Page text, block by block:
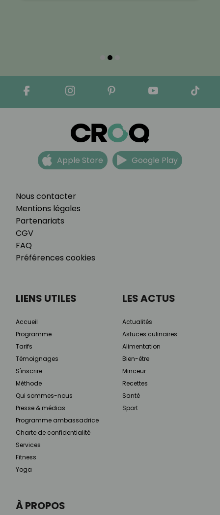
Nous contacter
Mentions légales
Partenariats
CGV
FAQ
Préférences cookies
Apple Store Google Play
À PROPOS
LIENS UTILES
Accueil
Programme
Tarifs
Témoignages
S'inscrire
Méthode
Qui sommes-nous
Presse & médias
Programme ambassadrice
Charte de confidentialité
Services
Fitness
Yoga
LES ACTUS
Actualités
Astuces culinaires
Alimentation
Bien-être
Minceur
Recettes
Santé
Sport